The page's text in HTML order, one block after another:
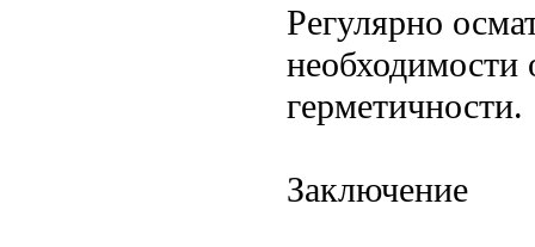
Регулярно
необходимости
герметичности.
Заключение